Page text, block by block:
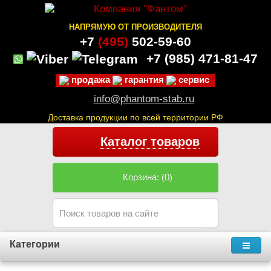
НАПРЯМУЮ ОТ ПРОИЗВОДИТЕЛЯ
+7 (495) 502-59-60
+7 (985) 471-81-47
продажа гарантия сервис
info@phantom-stab.ru
Доставка продукции по всей территории РФ
Каталог товаров
Корзина: (0)
Категории